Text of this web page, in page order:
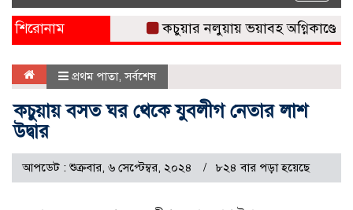
শিরোনাম কচুয়ার নলুয়ায় ভয়াবহ অগ্নিকাণ্ডে
প্রথম পাতা,সর্বশেষ
কচুয়ায় বসত ঘর থেকে যুবলীগ নেতার লাশ
উদ্বার
আপডেট : শুক্রবার, ৬ সেপ্টেম্বর, ২০২৪ ৮২৪ বার পড়া হয়েছে